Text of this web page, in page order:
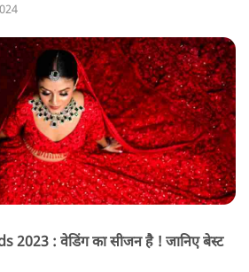
: वेडिंग का सीजन है ! जानिए बेस्ट